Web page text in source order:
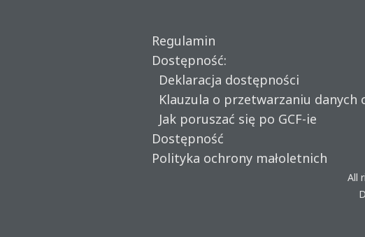
Regulamin
Dostępność:
Deklaracja dostępności
Klauzula o przetwarzaniu danych
Jak poruszać się po GCF-ie
Dostępność
Polityka ochrony małoletnich
All